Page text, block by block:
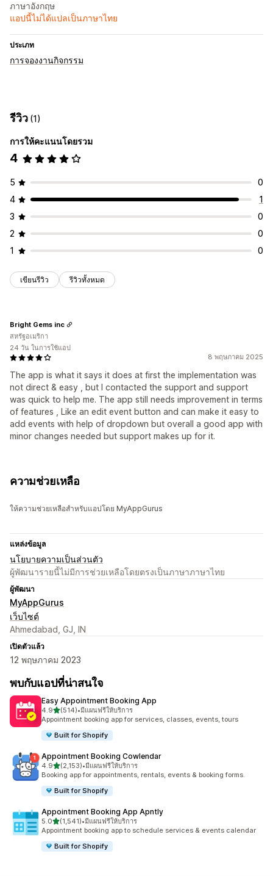
ภาษาอังกฤษ
แอปนี้ไม่ได้แปลเป็นภาษาไทย
ประเภท
การจองงานกิจกรรม
รีวิว (1)
การให้คะแนนโดยรวม
4
5
0
4
1
3
0
2
0
1
0
เขียนรีวิว รีวิวทั้งหมด
8 พฤษภาคม 2025
The app is what it says it does at first the implementation was
not direct & easy , but I contacted the support and support
was quick to help me. The app still needs improvement in terms
of features , Like an edit event button and can make it easy to
add events with help of dropdown but overall a good app with
minor changes needed but support makes up for it.
Bright Gems inc
สหรัฐอเมริกา
24 วัน ในการใช้แอป
ความช่วยเหลือ
ให้ความช่วยเหลือสำหรับแอปโดย MyAppGurus
แหล่งข้อมูล
นโยบายความเป็นส่วนตัว
ผู้พัฒนารายนี้ไม่มีการช่วยเหลือโดยตรงเป็นภาษาภาษาไทย
ผู้พัฒนา
MyAppGurus
เว็บไซต์
Ahmedabad, GJ, IN
เปิดตัวแล้ว
12 พฤษภาคม 2023
พบกับแอปที่น่าสนใจ
Easy Appointment Booking App
4.9เต็ม 5 ดาว
(514)
ทั้งหมด 514 รีวิว
•มีแผนฟรีให้บริการ
Appointment booking app for services, classes, events, tours
Built for Shopify
Appointment Booking Cowlendar
4.9เต็ม 5 ดาว
(2,153)
ทั้งหมด 2153 รีวิว
•มีแผนฟรีให้บริการ
Booking app for appointments, rentals, events & booking forms.
Built for Shopify
Appointment Booking App Apntly
5.0เต็ม 5 ดาว
(1,541)
ทั้งหมด 1541 รีวิว
•มีแผนฟรีให้บริการ
Appointment booking app to schedule services & events calendar
Built for Shopify